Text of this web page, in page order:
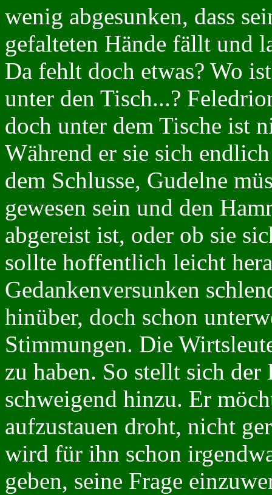
wenig abgesunken, dass
gefalteten Hände fällt und
Da fehlt doch etwas? Wo
unter den Tisch...?
doch unter dem Tische ist
Während er sie sich
dem Schlusse, Gudelne
gewesen sein und den
abgereist ist, oder ob sie
sollte hoffentlich leicht
Gedankenversunken
hinüber, doch schon
Stimmungen. Die
zu haben. So stellt sich
schweigend hinzu. Er
aufzustauen droht, nicht
wird für ihn schon
geben, seine Frage